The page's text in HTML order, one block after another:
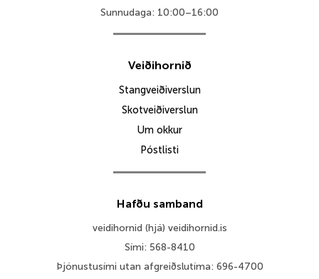
Sunnudaga: 10:00–16:00
Veiðihornið
Stangveiðiverslun
Skotveiðiverslun
Um okkur
Póstlisti
Hafðu samband
veidihornid (hjá) veidihornid.is
Sími: 568-8410
Þjónustusími utan afgreiðslutíma: 696-4700